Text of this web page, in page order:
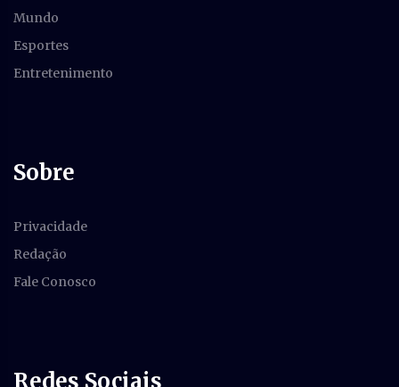
Mundo
Esportes
Entretenimento
Sobre
Privacidade
Redação
Fale Conosco
Redes Sociais